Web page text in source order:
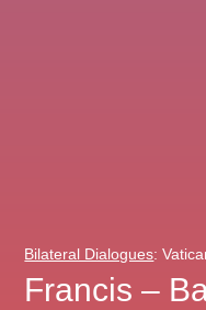
Bilateral Dialogues:
Francis –